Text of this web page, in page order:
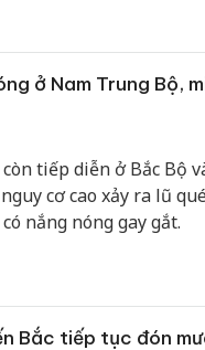
ở Nam Trung Bộ,
tiếp diễn ở Bắc Bộ
cơ cao xảy ra lũ
nắng nóng gay gắt.
Bắc tiếp tục đón
tìm